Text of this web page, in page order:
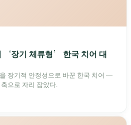
‘장기 체류형’ 한국 치어 대
장기적 안정성으로 바꾼 한국 치어 —
으로 자리 잡았다.